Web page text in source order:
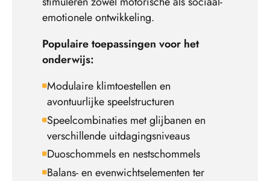
emotionele ontwikkeling.
Populaire toepassingen voor het
onderwijs:
Modulaire klimtoestellen en
avontuurlijke speelstructuren
Speelcombinaties met glijbanen en
verschillende uitdagingsniveaus
Duoschommels en nestschommels
Balans- en evenwichtselementen ter